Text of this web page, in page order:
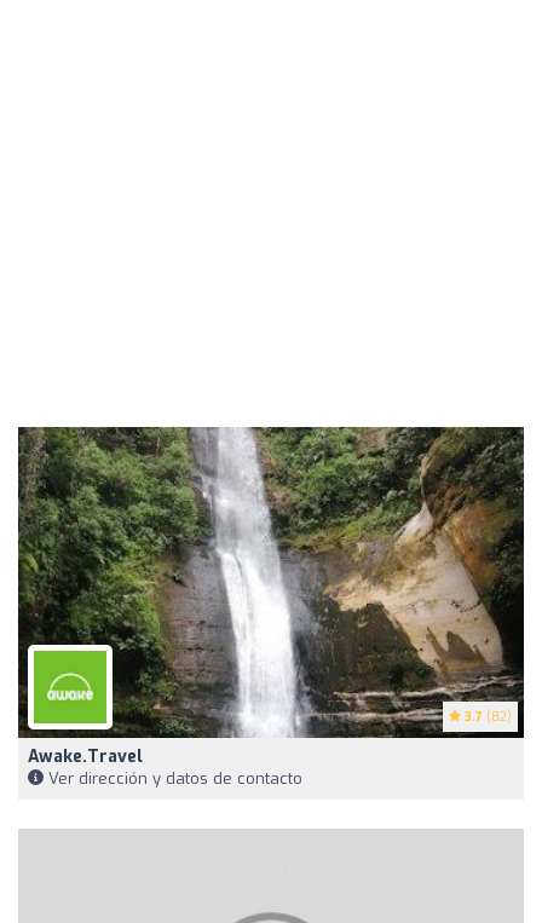
3.7 (82)
Awake.travel
Ver dirección y datos de contacto